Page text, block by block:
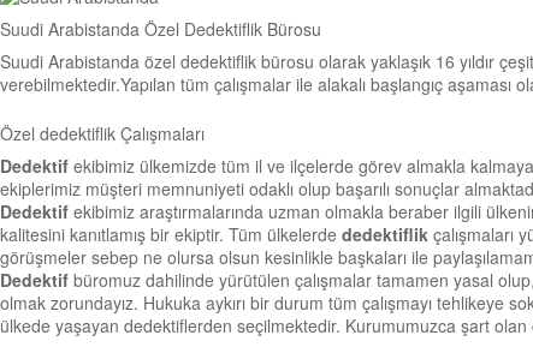
Suudi Arabistanda Özel Dedektiflik Bürosu
Suudi Arabistanda özel dedektiflik bürosu olarak yaklaşık 16 yıldır
verebilmektedir.Yapılan tüm çalışmalar ile alakalı başlangıç
Özel dedektiflik Çalışmaları
Dedektif ekibimiz ülkemizde tüm il ve ilçelerde görev almakla
ekiplerimiz müşteri memnuniyeti odaklı olup başarılı sonuçlar
Dedektif ekibimiz araştırmalarında uzman olmakla beraber ilgili
kalitesini kanıtlamış bir ekiptir. Tüm ülkelerde dedektiflik çalışmaları
görüşmeler sebep ne olursa olsun kesinlikle başkaları ile
Dedektif büromuz dahilinde yürütülen çalışmalar tamamen yasal
olmak zorundayız. Hukuka aykırı bir durum tüm çalışmayı tehlikeye
ülkede yaşayan dedektiflerden seçilmektedir. Kurumumuzca şart olan